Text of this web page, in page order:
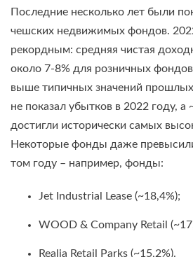
Последние несколько лет были
чешских недвижимых фондов.
рекордным: средняя чистая
около 7-8% для розничных
выше типичных значений
не показал убытков в 2022 году, а
достигли исторически самых
Некоторые фонды даже
том году – например, фонды:
Jet Industrial Lease (~18,4%);
WOOD & Company Retail
Realia Retail Parks (~15,2%).